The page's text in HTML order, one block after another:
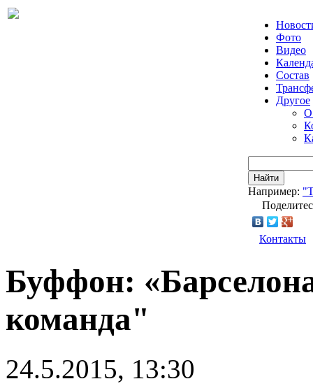
Фото
Видео
Состав
Другое
О
Найти
Например:
Контакты
Буффон:
команда"
24.5.2015, 13:30